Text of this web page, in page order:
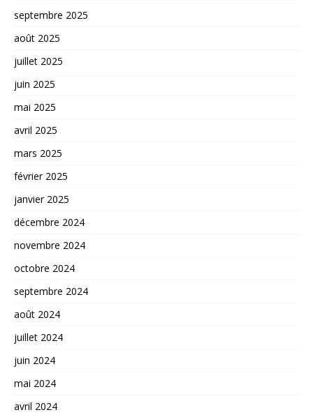
septembre 2025
août 2025
juillet 2025
juin 2025
mai 2025
avril 2025
mars 2025
février 2025
janvier 2025
décembre 2024
novembre 2024
octobre 2024
septembre 2024
août 2024
juillet 2024
juin 2024
mai 2024
avril 2024